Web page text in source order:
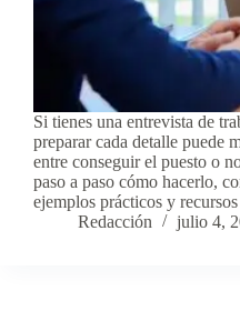
Si tienes una entrevista de
preparar cada detalle puede
entre conseguir el puesto o
paso a paso cómo hacerlo,
ejemplos prácticos y
Redacción
julio 4,